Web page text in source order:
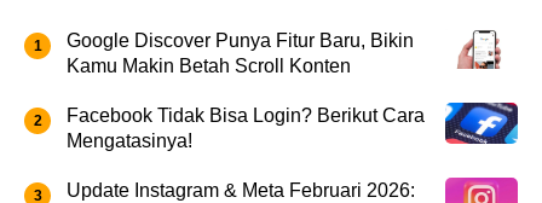
Google Discover Punya Fitur Baru, Bikin
Kamu Makin Betah Scroll Konten
Facebook Tidak Bisa Login? Berikut Cara
Mengatasinya!
Update Instagram & Meta Februari 2026: